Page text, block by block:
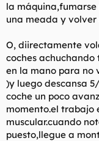
la
una meada y volver
O, diirectamente
coches
en la mano para no
)y luego descansa
coche un poco
momento.el trabajo
muscular.cuando
puesto,llegue a